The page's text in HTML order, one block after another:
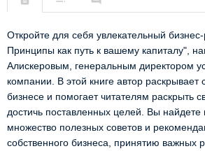
Откройте для себя увлекательный
Принципы как путь к вашему капиталу",
Алискеровым, генеральным директором
компании. В этой книге автор раскрывает
бизнесе и помогает читателям раскрыть
достичь поставленных целей. Вы найдете
множество полезных советов и
собственного бизнеса, принятию важных